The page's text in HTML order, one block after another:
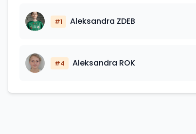
#1 Aleksandra ZDEB
#4 Aleksandra ROK